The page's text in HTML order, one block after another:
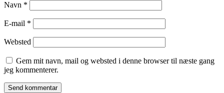
Navn *
E-mail *
Websted
Gem mit navn, mail og websted i denne browser til næste gang
jeg kommenterer.